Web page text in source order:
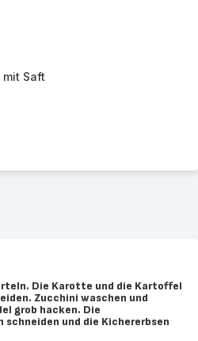
Saft
Die Karotte und die Kartoffel
Zucchini waschen und
grob hacken. Die
und die Kichererbsen